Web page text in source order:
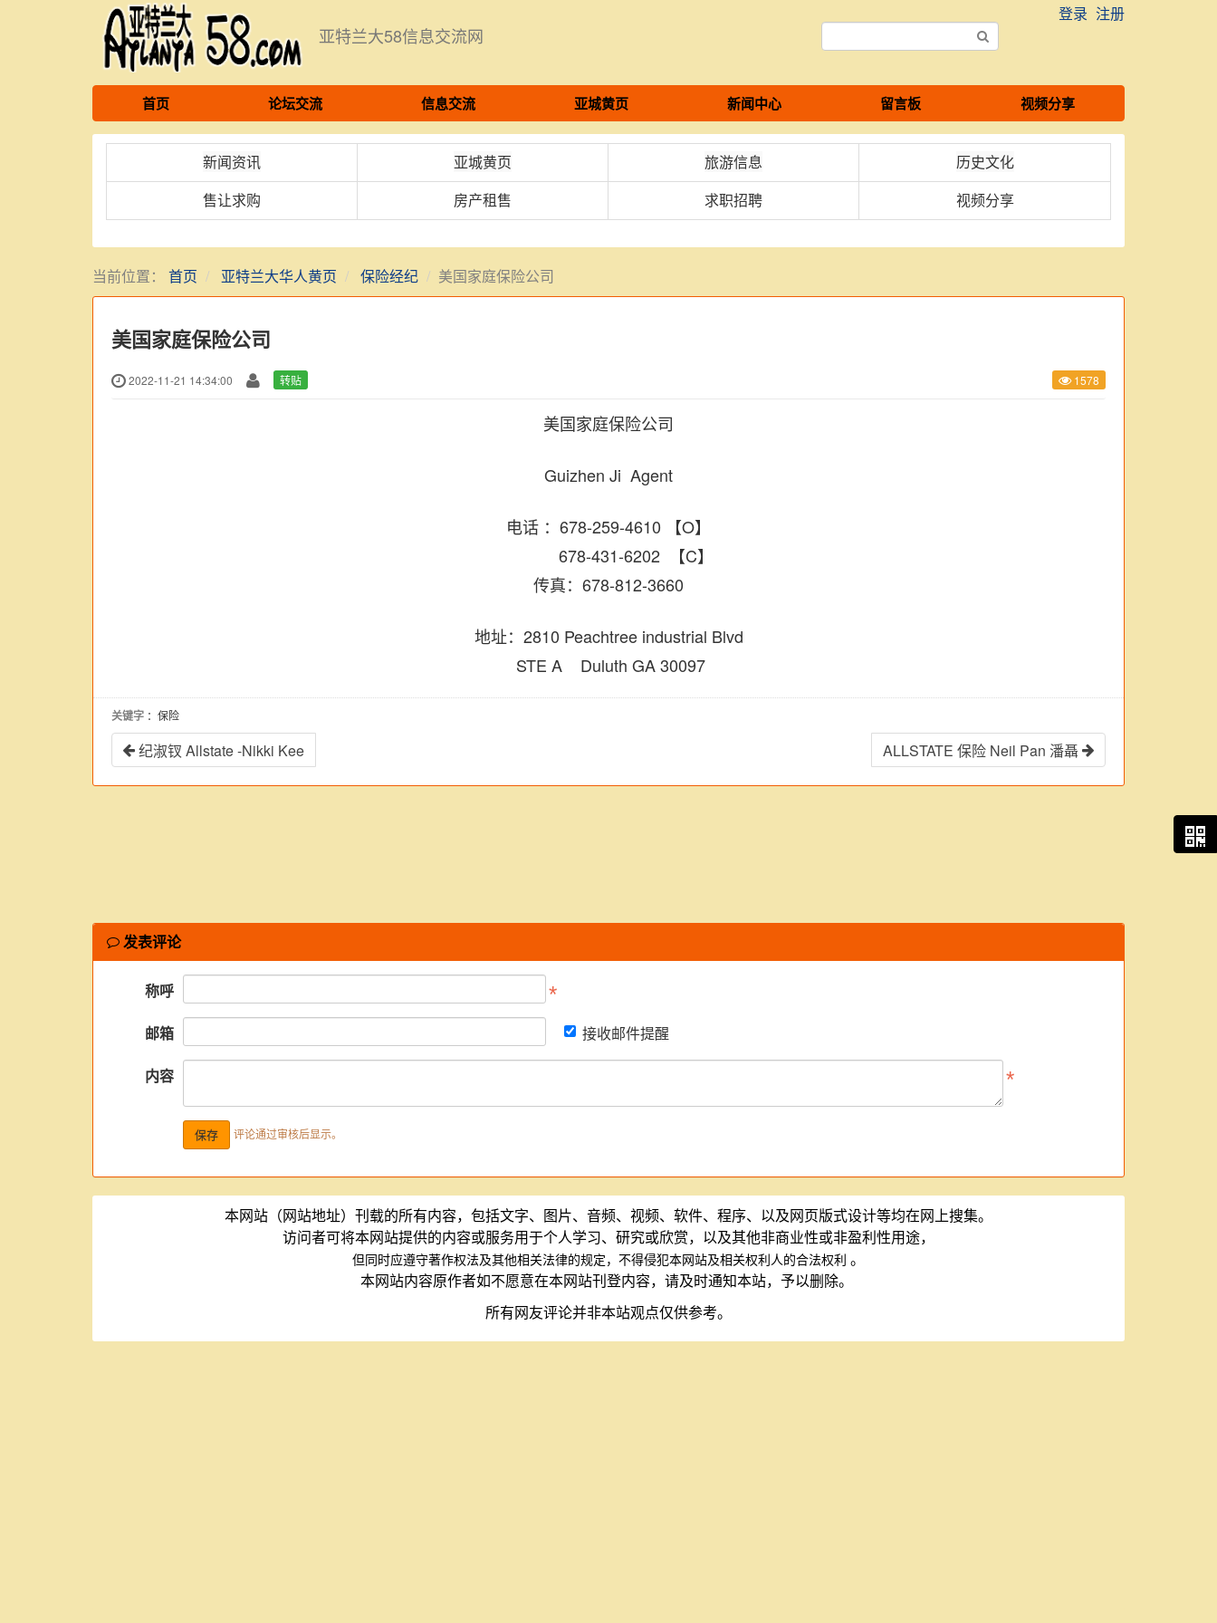
亚特兰大58信息交流网
登录 注册
首页 论坛交流 信息交流 亚城黄页 新闻中心 留言板 视频分享
新闻资讯 亚城黄页 旅游信息 历史文化
售让求购 房产租售 求职招聘 视频分享
当前位置： 首页 亚特兰大华人黄页 保险经纪 美国家庭保险公司
美国家庭保险公司
2022-11-21 14:34:00 转贴 1578
美国家庭保险公司
Guizhen Ji Agent
电话 ：678-259-4610 【O】
678-431-6202 【C】
传真：678-812-3660
地址：2810 Peachtree industrial Blvd
STE A Duluth GA 30097
关键字 ：保险
纪淑钗 Allstate -Nikki Kee ALLSTATE 保险 Neil Pan 潘聶
发表评论
称呼
邮箱 接收邮件提醒
内容
评论通过审核后显示。
本网站（网站地址）刊载的所有内容，包括文字、图片、音频、视频、软件、程序、以及网页版式设计等均在网上搜集。
访问者可将本网站提供的内容或服务用于个人学习、研究或欣赏，以及其他非商业性或非盈利性用途，
但同时应遵守著作权法及其他相关法律的规定，不得侵犯本网站及相关权利人的合法权利 。
本网站内容原作者如不愿意在本网站刊登内容，请及时通知本站，予以删除。
所有网友评论并非本站观点仅供参考。